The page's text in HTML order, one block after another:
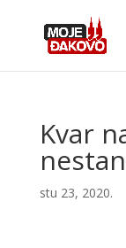
Kvar
stu 23, 2020.